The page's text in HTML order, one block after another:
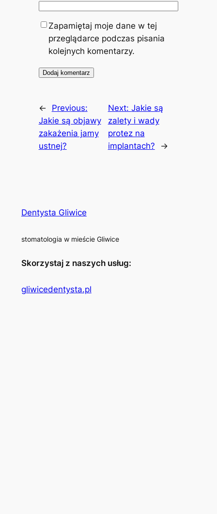
Zapamiętaj moje dane w tej
przeglądarce podczas pisania
kolejnych komentarzy.
←
Previous:
Jakie są objawy
zakażenia jamy
ustnej?
Next: Jakie są
zalety i wady
protez na
implantach?
→
Dentysta Gliwice
stomatologia w mieście Gliwice
Skorzystaj z naszych usług:
gliwicedentysta.pl